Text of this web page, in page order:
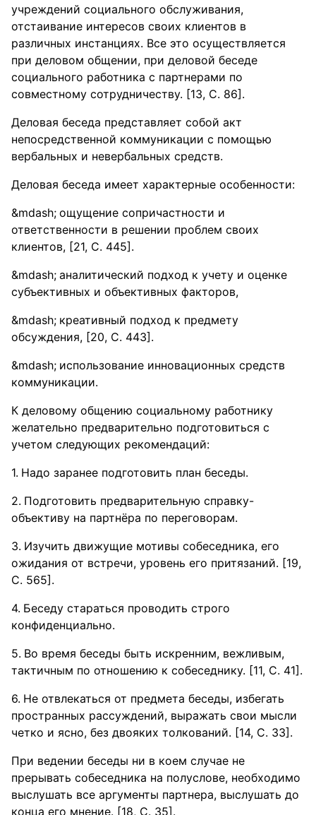
учреждений социального обслуживания,
отстаивание интересов своих клиентов в
различных инстанциях. Все это осуществляется
при деловом общении, при деловой беседе
социального работника с партнерами по
совместному сотрудничеству. [13, С. 86].
Деловая беседа представляет собой акт
непосредственной коммуникации с помощью
вербальных и невербальных средств.
Деловая беседа имеет характерные особенности:
ощущение сопричастности и
ответственности в решении проблем своих
клиентов, [21, С. 445].
аналитический подход к учету и оценке
субъективных и объективных факторов,
креативный подход к предмету
обсуждения, [20, С. 443].
использование инновационных средств
коммуникации.
К деловому общению социальному работнику
желательно предварительно подготовиться с
учетом следующих рекомендаций:
Надо заранее подготовить план беседы.
Подготовить предварительную справку-
объективу на партнёра по переговорам.
Изучить движущие мотивы собеседника, его
ожидания от встречи, уровень его притязаний. [19,
С. 565].
Беседу стараться проводить строго
конфиденциально.
Во время беседы быть искренним, вежливым,
тактичным по отношению к собеседнику. [11, С. 41].
Не отвлекаться от предмета беседы, избегать
пространных рассуждений, выражать свои мысли
четко и ясно, без двояких толкований. [14, С. 33].
При ведении беседы ни в коем случае не
прерывать собеседника на полуслове, необходимо
выслушать все аргументы партнера, выслушать до
конца его мнение. [18, С. 35].